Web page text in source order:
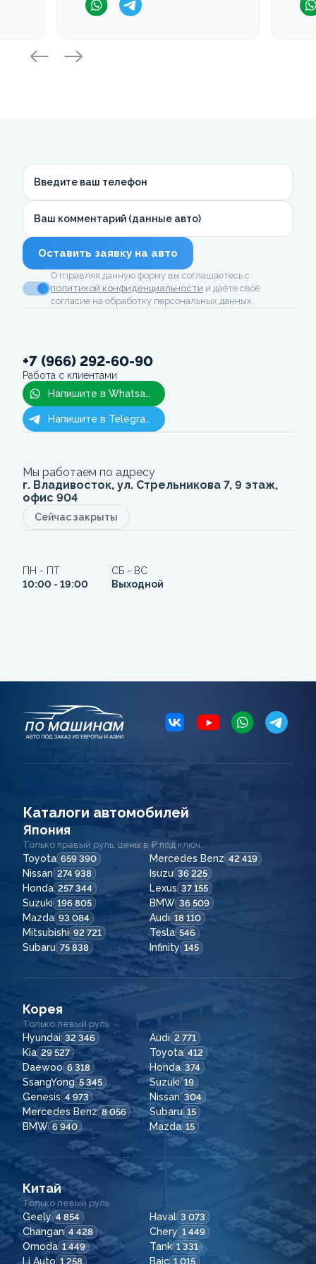
Введите ваш телефон
Ваш комментарий (данные авто)
Оставить заявку на авто
Отправляя данную форму вы соглашаетесь с
политикой конфиденциальности и даёте своё
согласие на обработку персональных данных.
+7 (966) 292-60-90
Работа с клиентами
Напишите в Whatsapp
Напишите в Telegram
Мы работаем по адресу
г. Владивосток, ул. Стрельникова 7, 9 этаж,
офис 904
Сейчас закрыты
ПН - ПТ
10:00 - 19:00
СБ - ВС
Выходной
Каталоги автомобилей
Япония
Только правый руль, цены в ₽ под ключ.
Toyota 659 390 Mercedes Benz 42 419
Nissan 274 938 Isuzu 36 225
Honda 257 344 Lexus 37 155
Suzuki 196 805 BMW 36 509
Mazda 93 084 Audi 18 110
Mitsubishi 92 721 Tesla 546
Subaru 75 838 Infinity 145
Корея
Только левый руль
Hyundai 32 346 Audi 2 771
Kia 29 527 Toyota 412
Daewoo 6 318 Honda 374
SsangYong 5 345 Suzuki 19
Genesis 4 973 Nissan 304
Mercedes Benz 8 056 Subaru 15
BMW 6 940 Mazda 15
Китай
Только левый руль
Geely 4 854 Haval 3 073
Changan 4 428 Chery 1 449
Omoda 1 449 Tank 1 331
Li Auto 1 258 Baic 1 015